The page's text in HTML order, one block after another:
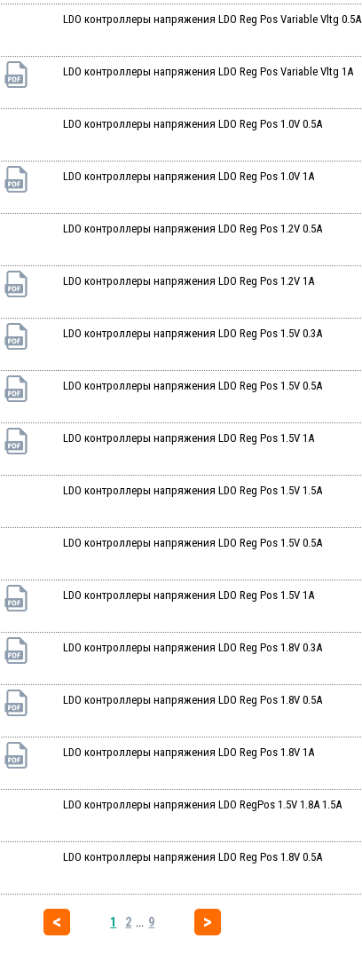
LDO контроллеры напряжения LDO Reg Pos Variable Vltg 0.5A
LDO контроллеры напряжения LDO Reg Pos Variable Vltg 1A
LDO контроллеры напряжения LDO Reg Pos 1.0V 0.5A
LDO контроллеры напряжения LDO Reg Pos 1.0V 1A
LDO контроллеры напряжения LDO Reg Pos 1.2V 0.5A
LDO контроллеры напряжения LDO Reg Pos 1.2V 1A
LDO контроллеры напряжения LDO Reg Pos 1.5V 0.3A
LDO контроллеры напряжения LDO Reg Pos 1.5V 0.5A
LDO контроллеры напряжения LDO Reg Pos 1.5V 1A
LDO контроллеры напряжения LDO Reg Pos 1.5V 1.5A
LDO контроллеры напряжения LDO Reg Pos 1.5V 0.5A
LDO контроллеры напряжения LDO Reg Pos 1.5V 1A
LDO контроллеры напряжения LDO Reg Pos 1.8V 0.3A
LDO контроллеры напряжения LDO Reg Pos 1.8V 0.5A
LDO контроллеры напряжения LDO Reg Pos 1.8V 1A
LDO контроллеры напряжения LDO RegPos 1.5V 1.8A 1.5A
LDO контроллеры напряжения LDO Reg Pos 1.8V 0.5A
1 2 ... 9